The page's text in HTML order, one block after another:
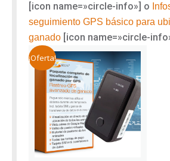
[icon name=»circle-info»] o
seguimiento GPS básico para
ganado [icon name=»circle-
¡Oferta!